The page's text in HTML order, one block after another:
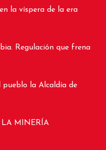
la víspera de la era
Regulación que frena
pueblo la Alcaldía de
LA MINERÍA